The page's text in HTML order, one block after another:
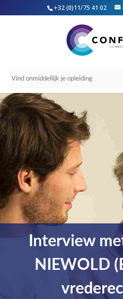
+32 (0)11/75 41 02
Interview
NIEWOLD